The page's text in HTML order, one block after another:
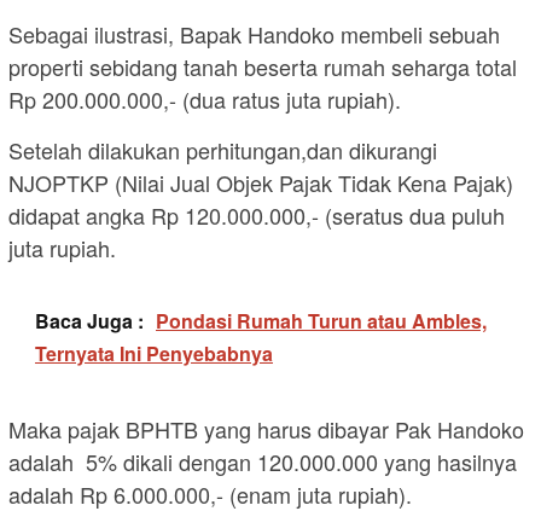
Sebagai ilustrasi, Bapak Handoko membeli sebuah
properti sebidang tanah beserta rumah seharga total
Rp 200.000.000,- (dua ratus juta rupiah).
Setelah dilakukan perhitungan,dan dikurangi
NJOPTKP (Nilai Jual Objek Pajak Tidak Kena Pajak)
didapat angka Rp 120.000.000,- (seratus dua puluh
juta rupiah.
Baca Juga : Pondasi Rumah Turun atau Ambles,
Ternyata Ini Penyebabnya
Maka pajak BPHTB yang harus dibayar Pak Handoko
adalah 5% dikali dengan 120.000.000 yang hasilnya
adalah Rp 6.000.000,- (enam juta rupiah).